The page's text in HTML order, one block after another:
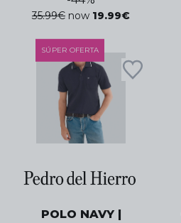
35.99€ now 19.99€
SÚPER OFERTA
POLO NAVY |